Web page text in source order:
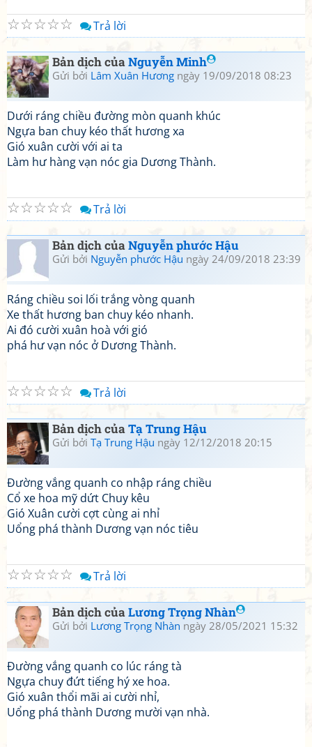
☆
☆
☆
☆
☆ Trả lời
Bản dịch củaNguyễn Minh
Gửi bởi Lâm Xuân Hương ngày 19/09/2018 08:23
Dưới ráng chiều đường mòn quanh khúc
Ngựa ban chuy kéo thất hương xa
Gió xuân cười với ai ta
Làm hư hàng vạn nóc gia Dương Thành.
☆
☆
☆
☆
☆ Trả lời
Bản dịch củaNguyễn phước Hậu
Gửi bởi Nguyễn phước Hậu ngày 24/09/2018 23:39
Ráng chiều soi lối trắng vòng quanh
Xe thất hương ban chuy kéo nhanh.
Ai đó cười xuân hoà với gió
phá hư vạn nóc ở Dương Thành.
☆
☆
☆
☆
☆ Trả lời
Bản dịch củaTạ Trung Hậu
Gửi bởi Tạ Trung Hậu ngày 12/12/2018 20:15
Đường vắng quanh co nhập ráng chiều
Cổ xe hoa mỹ dứt Chuy kêu
Gió Xuân cười cợt cùng ai nhỉ
Uổng phá thành Dương vạn nóc tiêu
☆
☆
☆
☆
☆ Trả lời
Bản dịch củaLương Trọng Nhàn
Gửi bởi Lương Trọng Nhàn ngày 28/05/2021 15:32
Đường vắng quanh co lúc ráng tà
Ngựa chuy đứt tiếng hý xe hoa.
Gió xuân thổi mãi ai cười nhỉ,
Uổng phá thành Dương mười vạn nhà.